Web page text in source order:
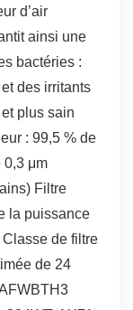
d’air
ainsi une
bactéries :
des irritants
plus sain
: 99,5 % de
0,3 μm
Filtre
la puissance
de filtre
de 24